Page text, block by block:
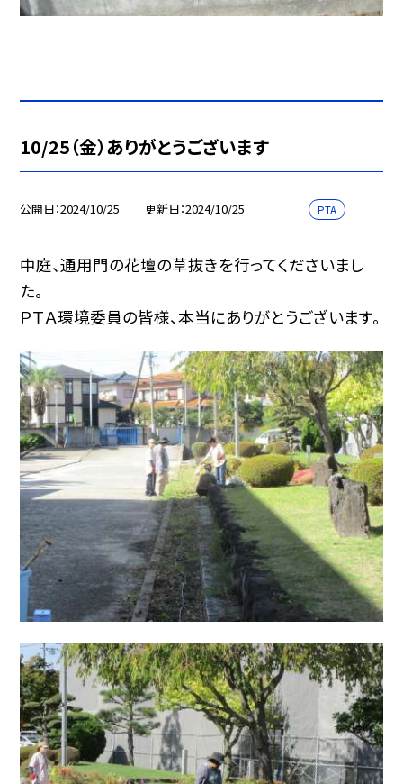
10/25（金）ありがとうございます
公開日 2024/10/25 更新日 2024/10/25 PTA
中庭、通用門の花壇の草抜きを行ってくださいまし
た。
ＰＴＡ環境委員の皆様、本当にありがとうございます。